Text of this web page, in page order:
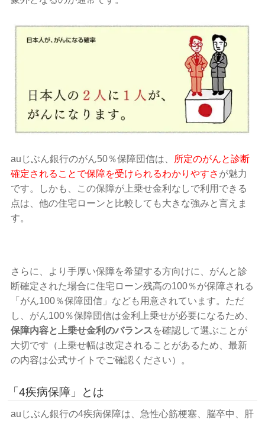
auじぶん銀行のがん50％保障団信は、 所定のがんと診断
確定されることで保障を受けられるわかりやすさ が魅力
です。しかも、この保障が上乗せ金利なしで利用できる
点は、他の住宅ローンと比較しても大きな強みと言えま
す。
さらに、より手厚い保障を希望する方向けに、がんと診
断確定された場合に住宅ローン残高の100％が保障される
「がん100％保障団信」なども用意されています。ただ
し、がん100％保障団信は金利上乗せが必要になるため、
保障内容と上乗せ金利のバランスを確認して選ぶことが
大切です（上乗せ幅は改定されることがあるため、最新
の内容は公式サイトでご確認ください）。
「4疾病保障」とは
auじぶん銀行の4疾病保障は、急性心筋梗塞、脳卒中、肝